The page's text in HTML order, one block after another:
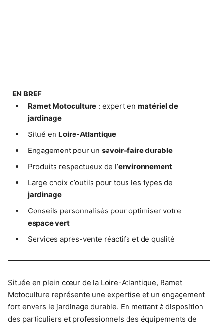
EN BREF
Ramet Motoculture: expert en matériel de
jardinage
Situé en Loire-Atlantique
Engagement pour un savoir-faire durable
Produits respectueux de l’environnement
Large choix d’outils pour tous les types de
jardinage
Conseils personnalisés pour optimiser votre
espace vert
Services après-vente réactifs et de qualité
Située en plein cœur de la Loire-Atlantique, Ramet
Motoculture représente une expertise et un engagement
fort envers le jardinage durable. En mettant à disposition
des particuliers et professionnels des équipements de